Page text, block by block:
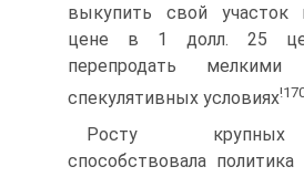
выкупить свой участок
цене в 1 долл. 25
перепродать
спекулятивных условиях
Росту крупных
способствовала политика